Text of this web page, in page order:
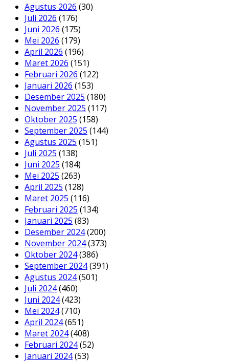
Agustus 2026 (30)
Juli 2026 (176)
Juni 2026 (175)
Mei 2026 (179)
April 2026 (196)
Maret 2026 (151)
Februari 2026 (122)
Januari 2026 (153)
Desember 2025 (180)
November 2025 (117)
Oktober 2025 (158)
September 2025 (144)
Agustus 2025 (151)
Juli 2025 (138)
Juni 2025 (184)
Mei 2025 (263)
April 2025 (128)
Maret 2025 (116)
Februari 2025 (134)
Januari 2025 (83)
Desember 2024(200)
November 2024(373)
Oktober 2024(386)
September 2024(391)
Agustus 2024(501)
Juli 2024(460)
Juni 2024(423)
Mei 2024(710)
April 2024(651)
Maret 2024(408)
Februari 2024(52)
Januari 2024(53)